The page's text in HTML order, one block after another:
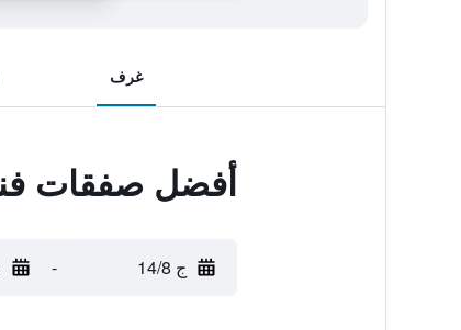
غرف
أفضل صفقات
ج 14/8 -